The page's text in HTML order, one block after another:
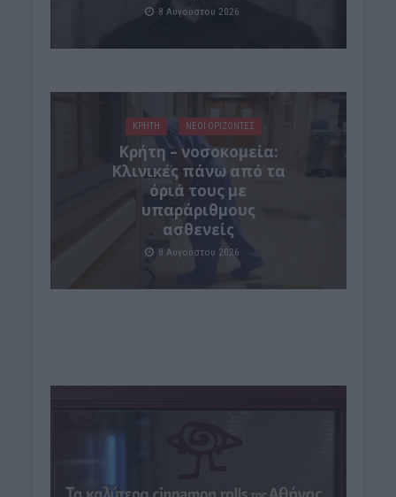
8 Αυγούστου 2026
ΚΡΗΤΗ ΝΕΟΙ ΟΡΙΖΟΝΤΕΣ
Κρήτη – νοσοκομεία:
Κλινικές πάνω από τα
όριά τους με
υπαράριθμους
ασθενείς
8 Αυγούστου 2026